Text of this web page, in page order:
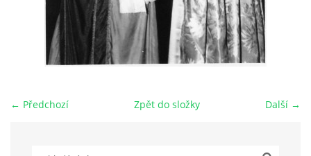
HRY DO ROKU 1973
MÍSTO PRO VAŠE VZKAZY!!
← Předchozí Další →
Zpět do složky